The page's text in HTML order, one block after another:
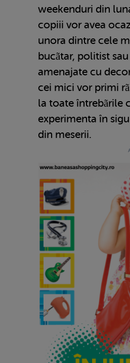
weekenduri din
copiii vor avea
unora dintre cele
bucãtar, politist
amenajate cu
cei mici vor primi
la toate întrebãrile
experimenta în
din meserii.